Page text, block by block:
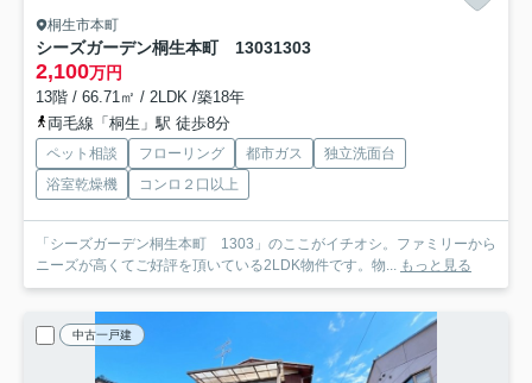
桐生市本町
シーズガーデン桐生本町 13031303
2,100万円
13階 / 66.71㎡ / 2LDK /築18年
両毛線「桐生」駅 徒歩8分
ペット相談 フローリング 都市ガス
独立洗面台
浴室乾燥機
コンロ２口以上
「シーズガーデン桐生本町 1303」のここがイチオシ。ファミリーから
ニーズが高くてご好評を頂いている2LDK物件です。物...
もっと見る
中古一戸建